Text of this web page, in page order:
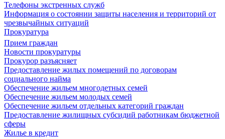
Телефоны экстренных служб
Информация о состоянии защиты населения и территорий от
чрезвычайных ситуаций
Прокуратура
Прием граждан
Новости прокуратуры
Прокурор разъясняет
Предоставление жилых помещений по договорам
социального найма
Обеспечение жильем многодетных семей
Обеспечение жильем молодых семей
Обеспечение жильем отдельных категорий граждан
Предоставление жилищных субсидий работникам бюджетной
сферы
Жилье в кредит